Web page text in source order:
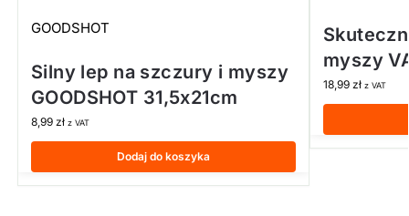
GOODSHOT
Silny lep na szczury i myszy
GOODSHOT 31,5x21cm
8,99 zł z VAT
Dodaj do koszyka
myszy
18,99 zł z VAT